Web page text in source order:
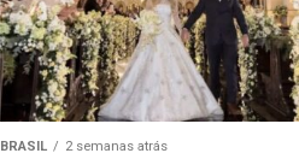
BRASIL 2 semanas atrás